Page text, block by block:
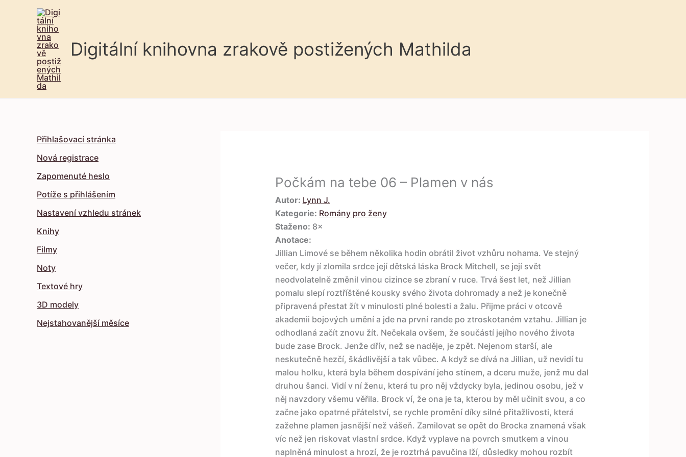
Digitální knihovna zrakově postižených Mathilda
Přihlašovací stránka
Nová registrace
Zapomenuté heslo
Potíže s přihlášením
Nastavení vzhledu stránek
Knihy
Filmy
Noty
Textové hry
3D modely
Nejstahovanější měsíce
Počkám na tebe 06 – Plamen v nás
Autor: Lynn J.
Kategorie: Romány pro ženy
Staženo: 8×
Anotace:
Jillian Limové se během několika hodin obrátil život vzhůru nohama. Ve stejný
večer, kdy jí zlomila srdce její dětská láska Brock Mitchell, se její svět
neodvolatelně změnil vinou cizince se zbraní v ruce. Trvá šest let, než Jillian
pomalu slepí roztříštěné kousky svého života dohromady a než je konečně
připravená přestat žít v minulosti plné bolesti a žalu. Přijme práci v otcově
akademii bojových umění a jde na první rande po ztroskotaném vztahu. Jillian je
odhodlaná začít znovu žít. Nečekala ovšem, že součástí jejího nového života
bude zase Brock. Jenže dřív, než se naděje, je zpět. Nejenom starší, ale
neskutečně hezčí, škádlivější a tak vůbec. A když se dívá na Jillian, už nevidí tu
malou holku, která byla během dospívání jeho stínem, a dceru muže, jenž mu dal
druhou šanci. Vidí v ní ženu, která tu pro něj vždycky byla, jedinou osobu, jež v
něj navzdory všemu věřila. Brock ví, že ona je ta, kterou by měl učinit svou, a co
začne jako opatrné přátelství, se rychle promění díky silné přitažlivosti, která
zažehne plamen jasnější než vášeň. Zamilovat se opět do Brocka znamená však
víc než jen riskovat vlastní srdce. Když vyplave na povrch smutkem a vinou
naplněná minulost a hrozí, že je roztrhá pavučina lží, důsledky mohou rozbít